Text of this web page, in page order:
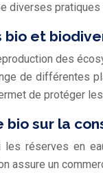
diverses
bio et
des
de différentes
de protéger
sur la
les réserves en
assure un